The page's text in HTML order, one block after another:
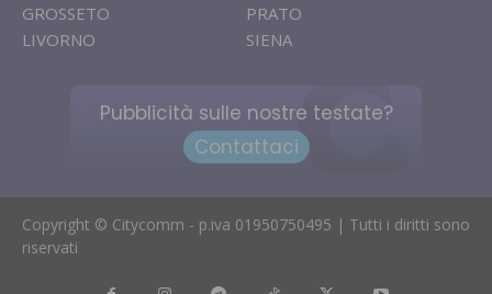
GROSSETO
LIVORNO
PRATO
SIENA
Pubblicità sulle nostre testate?
Contattaci
Copyright © Citycomm - p.iva 01950750495 | Tutti i diritti sono
riservati